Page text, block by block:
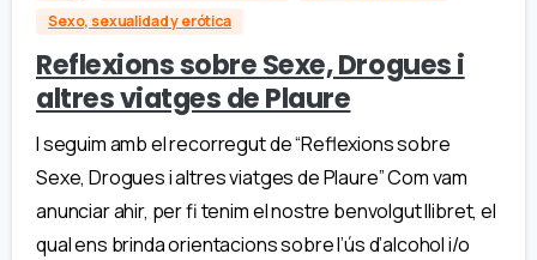
Sexo, sexualidad y erótica
Reflexions sobre Sexe, Drogues i
altres viatges de Plaure
I seguim amb el recorregut de “Reflexions sobre
Sexe, Drogues i altres viatges de Plaure” Com vam
anunciar ahir, per fi tenim el nostre benvolgut llibret, el
qual ens brinda orientacions sobre l’ús d’alcohol i/o